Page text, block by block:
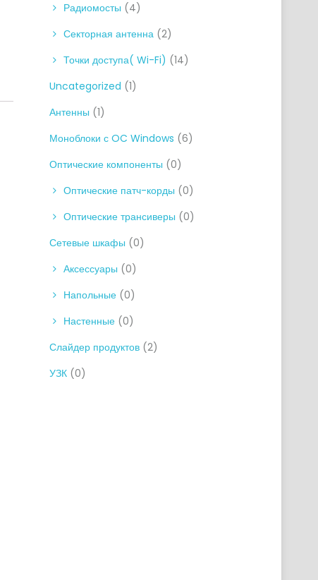
Радиомосты (4)
Секторная антенна (2)
Точки доступа( Wi-Fi) (14)
Uncategorized (1)
Антенны (1)
Моноблоки с OC Windows (6)
Оптические компоненты (0)
Оптические патч-корды (0)
Оптические трансиверы (0)
Сетевые шкафы (0)
Аксессуары (0)
Напольные (0)
Настенные (0)
Слайдер продуктов (2)
УЗК (0)